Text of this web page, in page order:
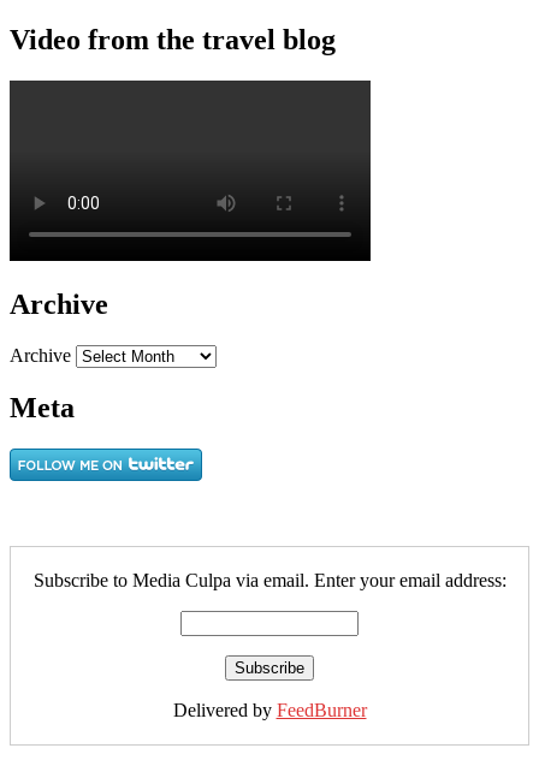
Video from the travel blog
Archive
Archive
Meta
Subscribe to Media Culpa via email. Enter your email address:
Delivered by FeedBurner